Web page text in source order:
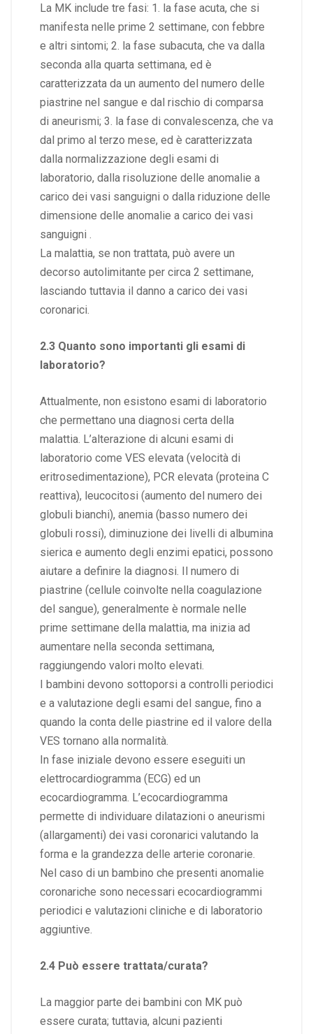
La MK include tre fasi: 1. la fase acuta, che si
manifesta nelle prime 2 settimane, con febbre
e altri sintomi; 2. la fase subacuta, che va dalla
seconda alla quarta settimana, ed è
caratterizzata da un aumento del numero delle
piastrine nel sangue e dal rischio di comparsa
di aneurismi; 3. la fase di convalescenza, che va
dal primo al terzo mese, ed è caratterizzata
dalla normalizzazione degli esami di
laboratorio, dalla risoluzione delle anomalie a
carico dei vasi sanguigni o dalla riduzione delle
dimensione delle anomalie a carico dei vasi
sanguigni .
La malattia, se non trattata, può avere un
decorso autolimitante per circa 2 settimane,
lasciando tuttavia il danno a carico dei vasi
coronarici.
2.3 Quanto sono importanti gli esami di
laboratorio?
Attualmente, non esistono esami di laboratorio
che permettano una diagnosi certa della
malattia. L’alterazione di alcuni esami di
laboratorio come VES elevata (velocità di
eritrosedimentazione), PCR elevata (proteina C
reattiva), leucocitosi (aumento del numero dei
globuli bianchi), anemia (basso numero dei
globuli rossi), diminuzione dei livelli di albumina
sierica e aumento degli enzimi epatici, possono
aiutare a definire la diagnosi. Il numero di
piastrine (cellule coinvolte nella coagulazione
del sangue), generalmente è normale nelle
prime settimane della malattia, ma inizia ad
aumentare nella seconda settimana,
raggiungendo valori molto elevati.
I bambini devono sottoporsi a controlli periodici
e a valutazione degli esami del sangue, fino a
quando la conta delle piastrine ed il valore della
VES tornano alla normalità.
In fase iniziale devono essere eseguiti un
elettrocardiogramma (ECG) ed un
ecocardiogramma. L’ecocardiogramma
permette di individuare dilatazioni o aneurismi
(allargamenti) dei vasi coronarici valutando la
forma e la grandezza delle arterie coronarie.
Nel caso di un bambino che presenti anomalie
coronariche sono necessari ecocardiogrammi
periodici e valutazioni cliniche e di laboratorio
aggiuntive.
2.4 Può essere trattata/curata?
La maggior parte dei bambini con MK può
essere curata; tuttavia, alcuni pazienti